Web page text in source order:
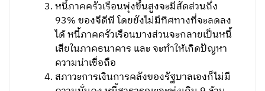
หนี้ภาคครัวเรือนพุ่งขึ้นสูงจะมีสัดส่วนถึง
93% ของจีดีพี โดยยังไม่มีทิศทางที่จะลดลง
ได้ หนี้ภาคครัวเรือนบางส่วนจะกลายเป็นหนี้
เสียในภาคธนาคาร และ จะทำให้เกิดปัญหา
ความน่าเชื่อถือ
สภาวะการเงินการคลังของรัฐบาลเองก็ไม่มี